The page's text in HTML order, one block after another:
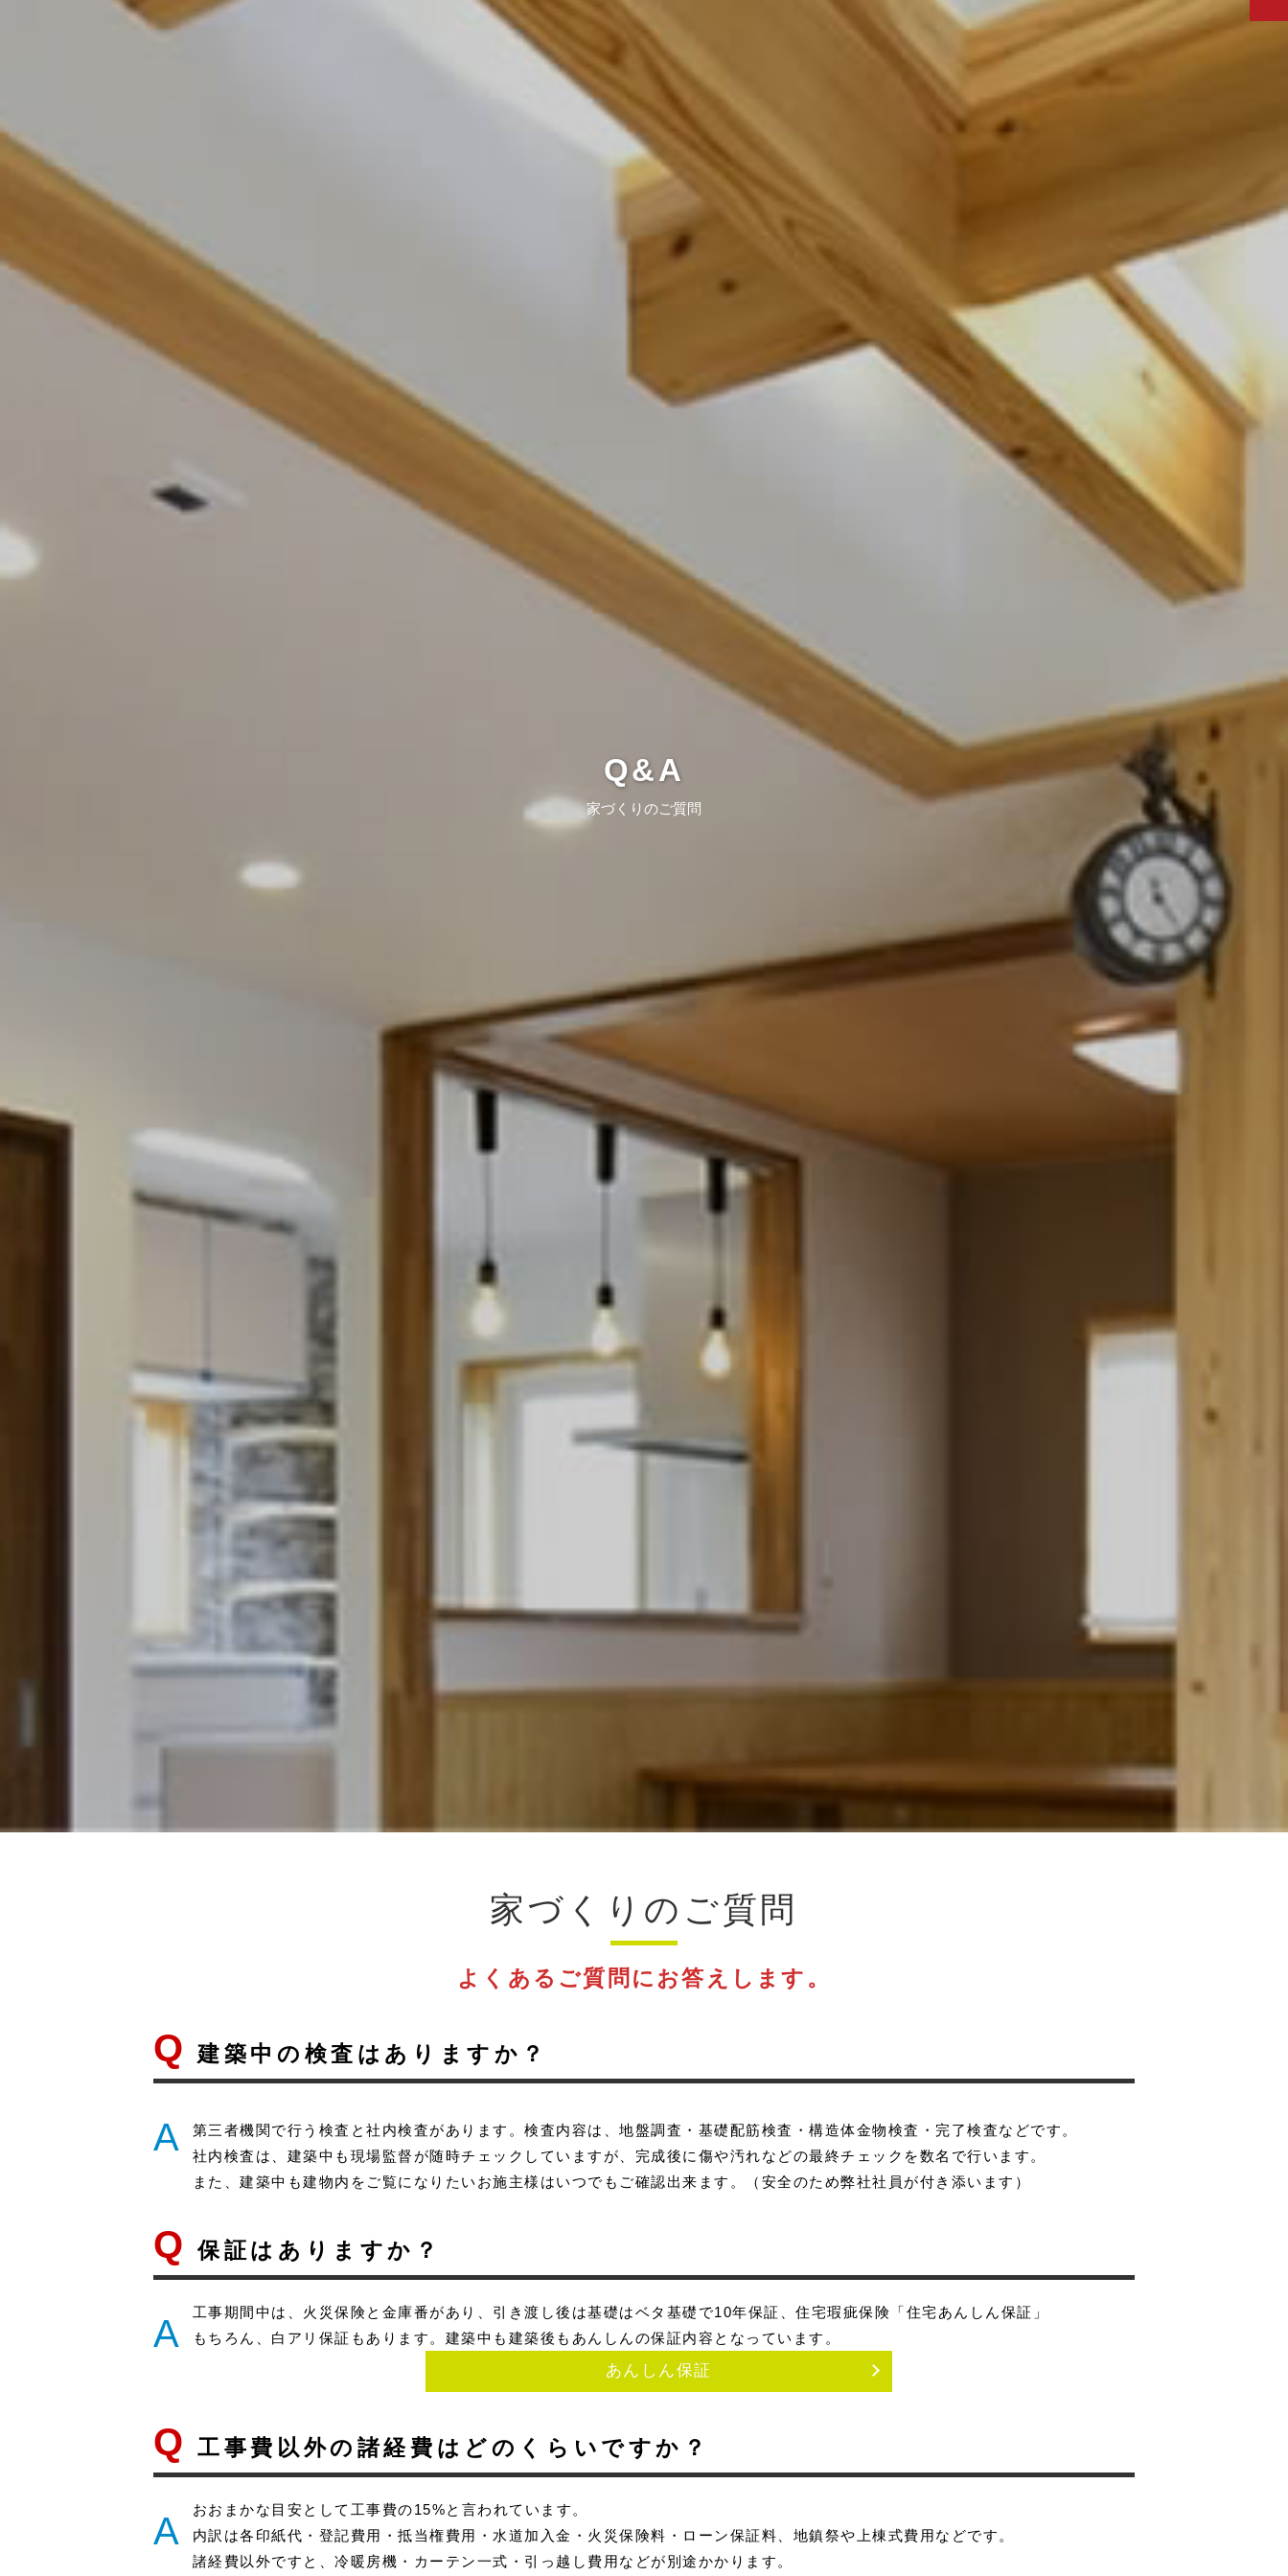
Q&A
家づくりのご質問
家づくりのご質問
よくあるご質問にお答えします。
Q 建築中の検査はありますか？
A
第三者機関で行う検査と社内検査があります。検査内容は、地盤調査・基礎配筋検査・構造体金物検査・完了検査などです。
社内検査は、建築中も現場監督が随時チェックしていますが、完成後に傷や汚れなどの最終チェックを数名で行います。
また、建築中も建物内をご覧になりたいお施主様はいつでもご確認出来ます。（安全のため弊社社員が付き添います）
Q 保証はありますか？
A
工事期間中は、火災保険と金庫番があり、引き渡し後は基礎はベタ基礎で10年保証、住宅瑕疵保険「住宅あんしん保証」
もちろん、白アリ保証もあります。建築中も建築後もあんしんの保証内容となっています。
あんしん保証
Q 工事費以外の諸経費はどのくらいですか？
A
おおまかな目安として工事費の15%と言われています。
内訳は各印紙代・登記費用・抵当権費用・水道加入金・火災保険料・ローン保証料、地鎮祭や上棟式費用などです。
諸経費以外ですと、冷暖房機・カーテン一式・引っ越し費用などが別途かかります。